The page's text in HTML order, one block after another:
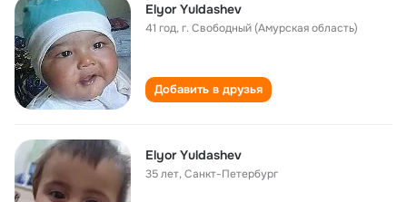
Elyor Yuldashev
41 год,г. Свободный (Амурская область)
Добавить в друзья
Elyor Yuldashev
35 лет,Санкт-Петербург